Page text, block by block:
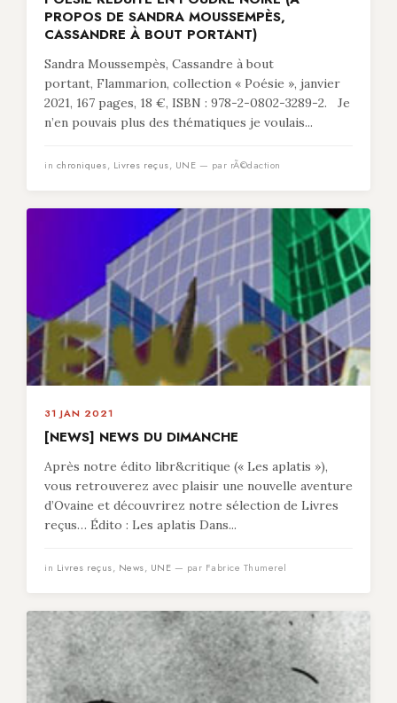
PROPOS DE SANDRA MOUSSEMPÈS,
CASSANDRE À BOUT PORTANT)
Sandra Moussempès, Cassandre à bout
portant, Flammarion, collection « Poésie », janvier
2021, 167 pages, 18 €, ISBN : 978-2-0802-3289-2. Je
n’en pouvais plus des thématiques je voulais...
in chroniques, Livres reçus, UNE — par rÃ©daction
31 JAN 2021
[NEWS] NEWS DU DIMANCHE
Après notre édito libr&critique (« Les aplatis »),
vous retrouverez avec plaisir une nouvelle aventure
d’Ovaine et découvrirez notre sélection de Livres
reçus… Édito : Les aplatis Dans...
in Livres reçus, News, UNE — par Fabrice Thumerel